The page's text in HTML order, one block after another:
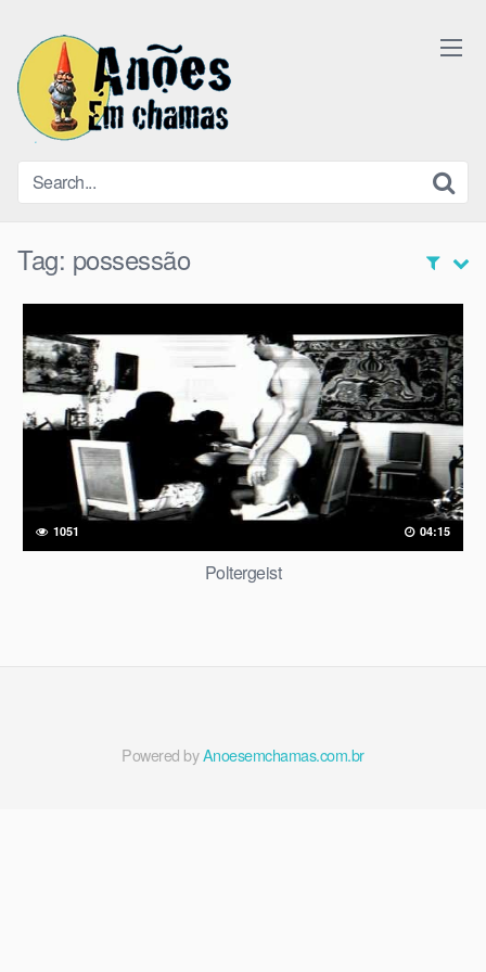
content
Tag: possessão
1051 04:15
Poltergeist
Powered byAnoesemchamas.com.br